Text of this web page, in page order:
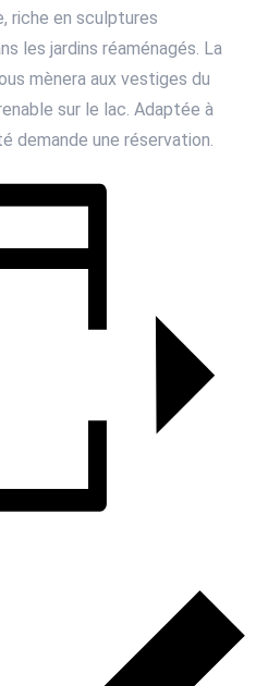
riche en sculptures
les jardins réaménagés. La
mènera aux vestiges du
sur le lac. Adaptée à
demande une réservation.